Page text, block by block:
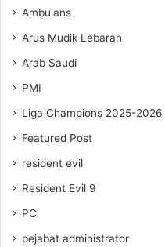
Ambulans
Arus Mudik Lebaran
Arab Saudi
PMI
Liga Champions 2025-2026
Featured Post
resident evil
Resident Evil 9
PC
pejabat administrator